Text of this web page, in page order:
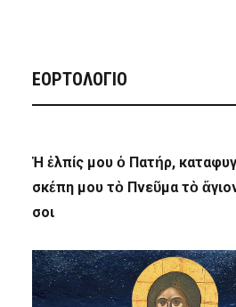
ΕΟΡΤΟΛΟΓΙΟ
Ἡ ἐλπίς μου ὁ Πατήρ,
σκέπη μου τὸ Πνεῦμα τὸ
σοι